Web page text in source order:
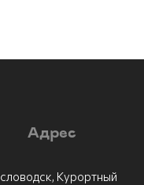
Адрес
Курортный